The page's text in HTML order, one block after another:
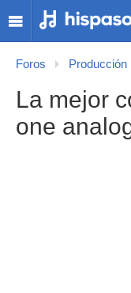
Foros Producción
La mejor
one